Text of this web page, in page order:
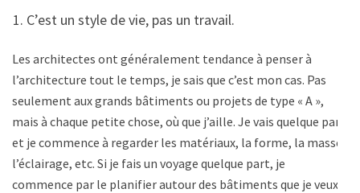
C’est un style de vie, pas un travail.
Les architectes ont généralement tendance à penser à
l’architecture tout le temps, je sais que c’est mon cas. Pas
seulement aux grands bâtiments ou projets de type « A »,
mais à chaque petite chose, où que j’aille. Je vais quelque part
et je commence à regarder les matériaux, la forme, la masse,
l’éclairage, etc. Si je fais un voyage quelque part, je
commence par le planifier autour des bâtiments que je veux